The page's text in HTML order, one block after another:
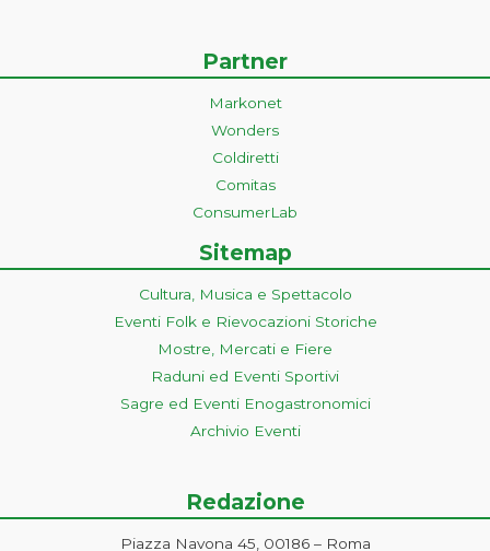
Partner
Markonet
Wonders
Coldiretti
Comitas
ConsumerLab
Sitemap
Cultura, Musica e Spettacolo
Eventi Folk e Rievocazioni Storiche
Mostre, Mercati e Fiere
Raduni ed Eventi Sportivi
Sagre ed Eventi Enogastronomici
Archivio Eventi
Redazione
Piazza Navona 45, 00186 – Roma